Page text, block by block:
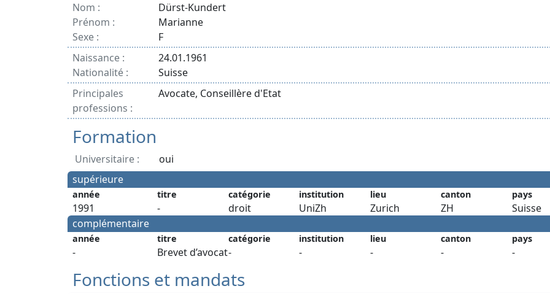
Nom :
Dürst-Kundert
Prénom :
Marianne
Sexe :
F
Naissance :
24.01.1961
Nationalité :
Suisse
Principales
professions :
Avocate, Conseillère d'Etat
Formation
Universitaire :
oui
supérieure
année titre catégorie institution lieu canton pays
1991 - droit UniZh Zurich ZH
Suisse
complémentaire
année titre catégorie institution lieu canton pays
- Brevet d’avocat- - - - -
Fonctions et mandats